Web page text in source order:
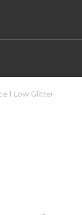
1 Low Glitter